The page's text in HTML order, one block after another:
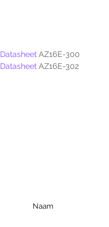
Datasheet AZ16E-300
Datasheet AZ16E-302